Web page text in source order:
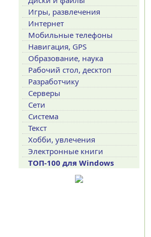
Игры, развлечения
Интернет
Мобильные телефоны
Навигация, GPS
Образование, наука
Рабочий стол, десктоп
Разработчику
Серверы
Сети
Система
Текст
Хобби, увлечения
Электронные книги
ТОП-100 для Windows